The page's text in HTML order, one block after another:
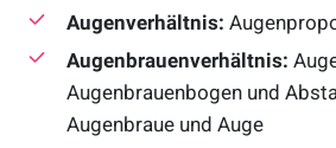
Augenverhältnis:
Augenbrauenverhältnis:
Augenbrauenbogen und
Augenbraue und Auge